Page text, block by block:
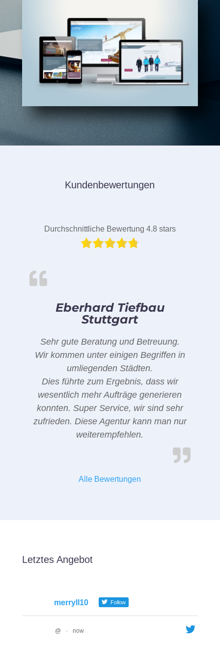
Kundenbewertungen
Durchschnittliche Bewertung 4.8 stars
Eberhard Tiefbau
Stuttgart
Sehr gute Beratung und Betreuung.
Wir kommen unter einigen Begriffen in
umliegenden Städten.
Dies führte zum Ergebnis, dass wir
wesentlich mehr Aufträge generieren
konnten. Super Service, wir sind sehr
zufrieden. Diese Agentur kann man nur
weiterempfehlen.
Alle Bewertungen
Letztes Angebot
merryll10 Follow
@ · now